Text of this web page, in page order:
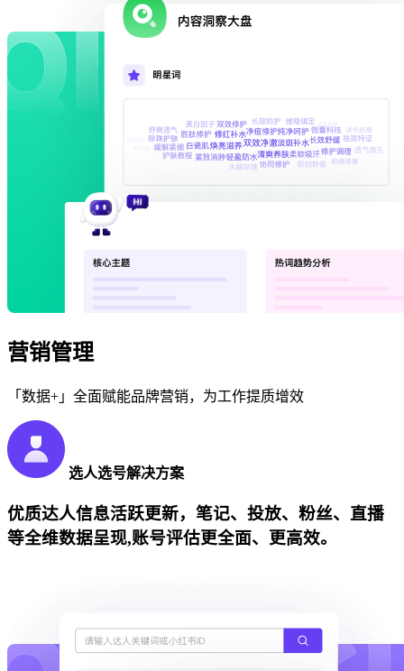
营销管理
「数据+」全面赋能品牌营销，为工作提质增效
选人选号解决方案
优质达人信息活跃更新，笔记、投放、粉丝、直播
等全维数据呈现,账号评估更全面、更高效。